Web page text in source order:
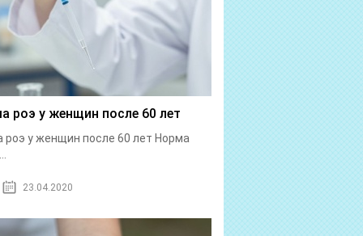
роэ у женщин после 60 лет
роэ у женщин после 60 лет Норма
23.04.2020